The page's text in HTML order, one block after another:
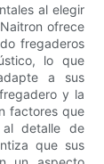
al elegir
ofrece
fregaderos
lo que
a sus
y la
factores que
al detalle de
que sus